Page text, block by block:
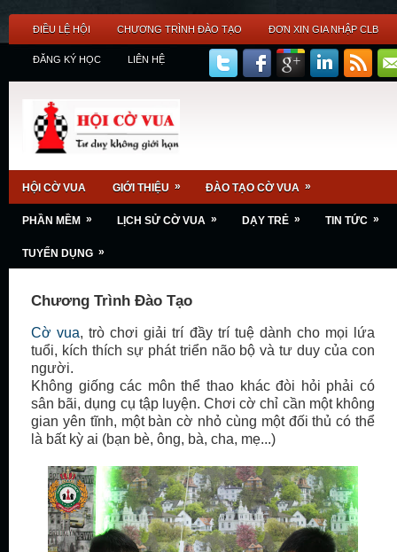
ĐIỀU LỆ HỘI CHƯƠNG TRÌNH ĐÀO TẠO ĐƠN XIN GIA NHẬP CLB
ĐĂNG KÝ HỌC LIÊN HỆ
HỘI CỜ VUA GIỚI THIỆU » ĐÀO TẠO CỜ VUA »
PHẦN MỀM » LỊCH SỬ CỜ VUA » DẠY TRẺ » TIN TỨC »
TUYỂN DỤNG »
Chương Trình Đào Tạo
Cờ vua, trò chơi giải trí đầy trí tuệ dành cho mọi lứa
tuổi, kích thích sự phát triển não bộ và tư duy của con
người.
Không giống các môn thể thao khác đòi hỏi phải có
sân bãi, dụng cụ tập luyện. Chơi cờ chỉ cần một không
gian yên tĩnh, một bàn cờ nhỏ cùng một đối thủ có thể
là bất kỳ ai (bạn bè, ông, bà, cha, mẹ...)